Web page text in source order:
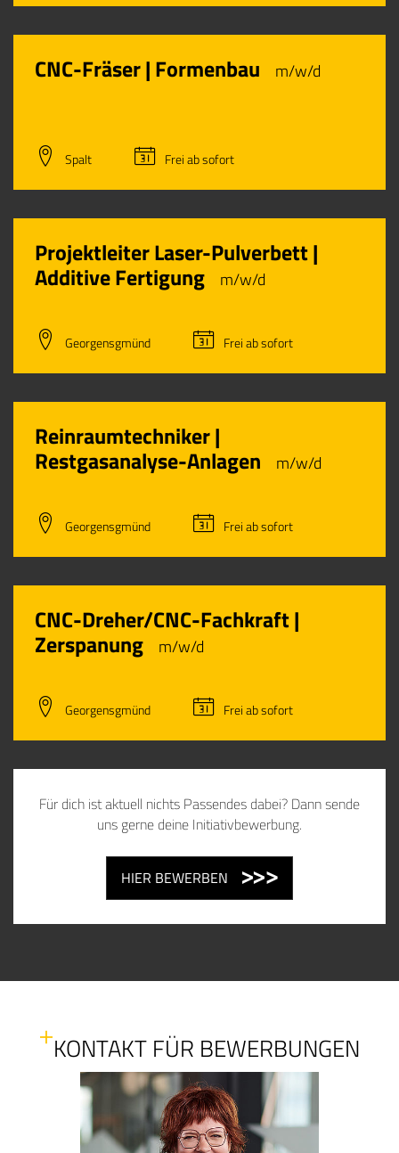
CNC-Fräser | Formenbau m/w/d
Spalt Frei ab sofort
Projektleiter Laser-Pulverbett |
Additive Fertigung m/w/d
Georgensgmünd Frei ab sofort
Reinraumtechniker |
Restgasanalyse-Anlagen m/w/d
Georgensgmünd Frei ab sofort
CNC-Dreher/CNC-Fachkraft |
Zerspanung m/w/d
Georgensgmünd Frei ab sofort
Für dich ist aktuell nichts Passendes dabei? Dann sende
uns gerne deine Initiativbewerbung.
HIER BEWERBEN
KONTAKT FÜR BEWERBUNGEN